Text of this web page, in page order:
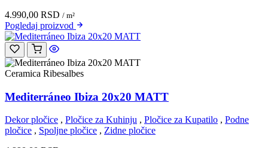
4.990,00 RSD / m²
Pogledaj proizvod
Ceramica Ribesalbes
Mediterráneo Ibiza 20x20 MATT
Dekor pločice , Pločice za Kuhinju , Pločice za Kupatilo , Podne
pločice , Spoljne pločice , Zidne pločice